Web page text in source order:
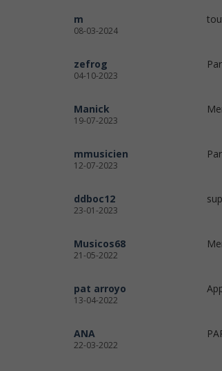
m
08-03-2024
zefrog
04-10-2023
Manick
19-07-2023
mmusicien
12-07-2023
ddboc12
23-01-2023
Musicos68
21-05-2022
pat arroyo
13-04-2022
ANA
22-03-2022